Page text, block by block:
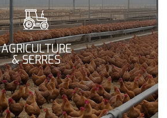
AGRICULTURE
& SERRES